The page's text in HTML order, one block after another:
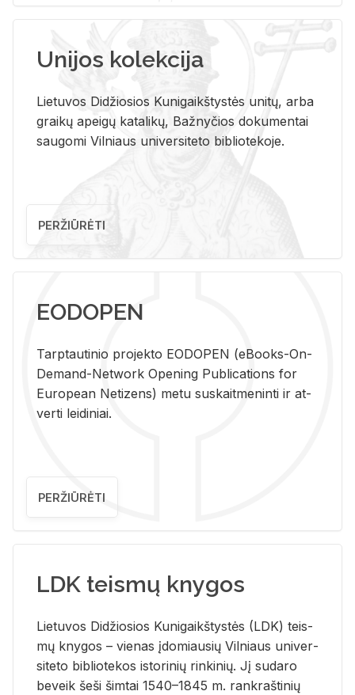
Unijos kolekcija
Lietuvos Didžiosios Kunigaikštystės unitų, arba
graikų apeigų katalikų, Bažnyčios dokumentai
saugomi Vilniaus universiteto bibliotekoje.
PERŽIŪRĖTI
EODOPEN
Tarp­tau­ti­nio pro­jek­to EO­DO­PEN (eBo­oks-On-
De­mand-Ne­twork Ope­ning Pub­li­ca­tions for
Eu­ro­pe­an Ne­ti­zens) metu su­skait­me­nin­ti ir at­
ver­ti lei­di­niai.
PERŽIŪRĖTI
LDK teismų knygos
Lie­tu­vos Di­džio­sios Ku­ni­gaikš­tys­tės (LDK) teis­
mų kny­gos – vie­nas įdo­miau­sių Vil­niaus uni­ver­
si­te­to bi­b­lio­te­kos is­to­ri­nių rin­ki­nių. Jį su­da­ro
be­veik šeši šim­tai 1540–1845 m. rank­raš­ti­nių